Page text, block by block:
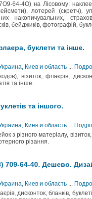
64-4О) на Лісовому:
лотерей (скретч),
накопичувальних,
бейджиків, фотографій,
буклети та інше.
Киев и область ...
візиток, флаєрів,
та інше.
та іншого.
Киев и область ...
з різного матеріалу,
різання.
709-64-40. Дешево.
Киев и область ...
дисконток, бланків,